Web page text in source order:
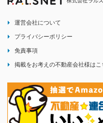
運営会社について
プライバシーポリシー
免責事項
掲載をお考えの不動産会社様はこ